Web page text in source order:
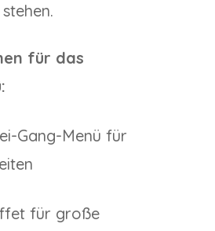
für das
Gang-Menü für
für große